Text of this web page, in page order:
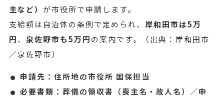
主など） が市役所で申請します。
支給額は自治体の条例で定められ、 岸和田市は5万
円、 泉佐野市も5万円の案内です。
（出典：岸和田市
／泉佐野市）
申請先：住所地の市役所 国保担当
必要書類：葬儀の領収書（喪主名・故人名）／申